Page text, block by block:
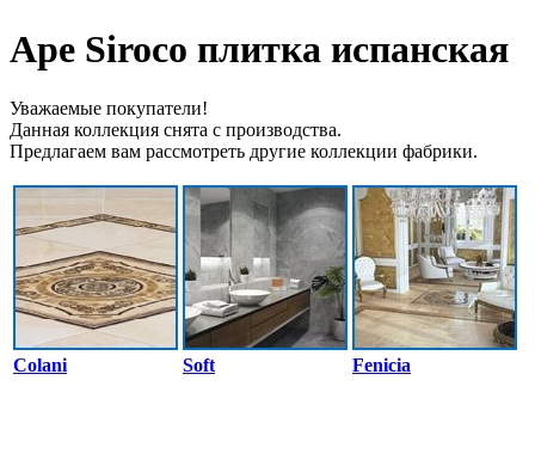
Ape Siroco плитка испанская
Уважаемые покупатели!
Данная коллекция снята с производства.
Предлагаем вам рассмотреть другие коллекции фабрики.
Colani Soft Fenicia